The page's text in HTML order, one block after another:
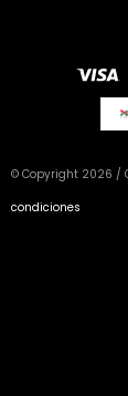
© Copyright 2026 /
condiciones